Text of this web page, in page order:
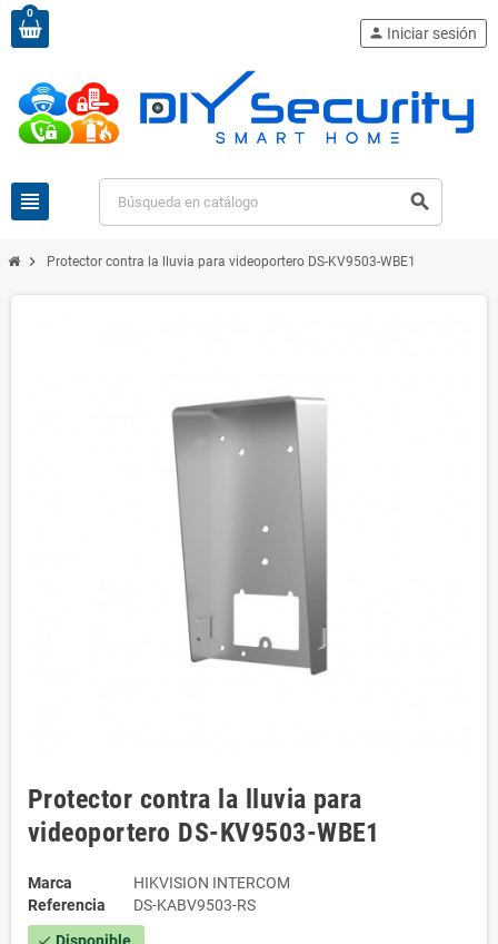
0
view_headline search
person Iniciar sesión
chevron_right Protector contra la lluvia para videoportero DS-KV9503-WBE1
Protector contra la lluvia para
videoportero DS-KV9503-WBE1
Marca
HIKVISION INTERCOM
Referencia
DS-KABV9503-RS
check Disponible.